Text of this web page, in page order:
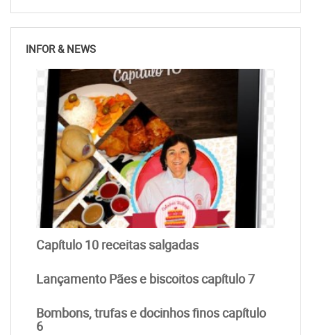
INFOR & NEWS
Capítulo 10 receitas salgadas
Lançamento Pães e biscoitos capítulo 7
Bombons, trufas e docinhos finos capítulo
6